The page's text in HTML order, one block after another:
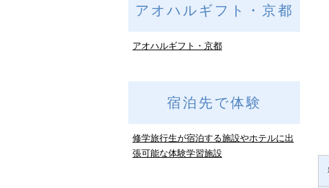
アオハルギフト・京都
アオハルギフト・京都
宿泊先で体験
修学旅行生が宿泊する施設やホテルに出
張可能な体験学習施設